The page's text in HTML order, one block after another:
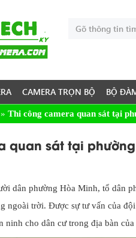
CAMERA TRỌN BỘ BỘ
» Thi công camera quan sát tại
quan sát tại
dân phường Hòa Minh, tổ dân
ngoài trời. Được sự tư vấn của
ninh cho dân cư trong địa bàn